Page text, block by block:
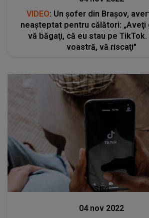
VIDEO: Un șofer din Brașov,
neașteptat pentru călători: „Aveţi
vă băgaţi, că eu stau pe TikTok.
voastră, vă riscaţi"
Stiri
04 nov 2022